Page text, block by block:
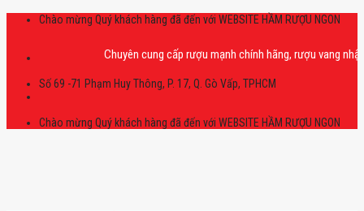
Skip
Chào mừng Quý khách hàng đã đến với WEBSITE HẦM RƯỢU NGON
Chuyên cung cấp rượu mạnh chính hãng, rượu vang nhập
Số 69 -71 Phạm Huy Thông, P. 17, Q. Gò Vấp, TPHCM
Chào mừng Quý khách hàng đã đến với WEBSITE HẦM RƯỢU NGON